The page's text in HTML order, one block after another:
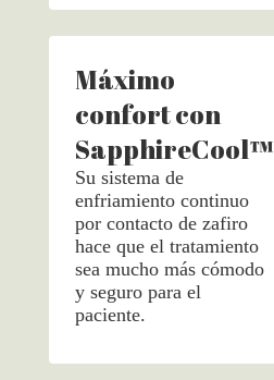
Máximo
confort con
SapphireCool™
Su sistema de
enfriamiento continuo
por contacto de zafiro
hace que el tratamiento
sea mucho más cómodo
y seguro para el
paciente.